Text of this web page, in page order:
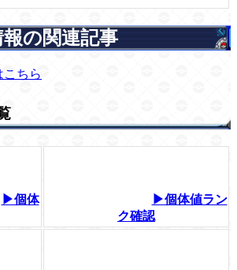
の関連記事
ちら
▶個体
▶個体値ラン
ク確認